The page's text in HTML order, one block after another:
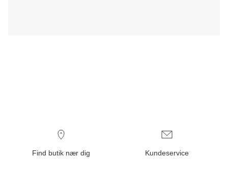
Find butik nær dig Kundeservice